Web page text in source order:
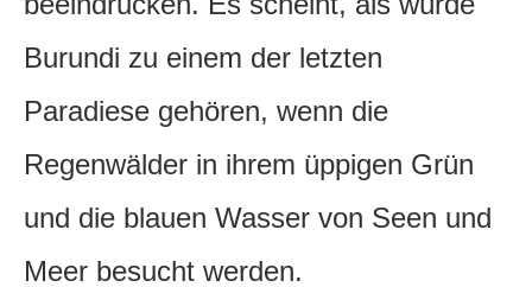
Burundi zu einem der letzten
Paradiese gehören, wenn die
Regenwälder in ihrem üppigen Grün
und die blauen Wasser von Seen und
Meer besucht werden.